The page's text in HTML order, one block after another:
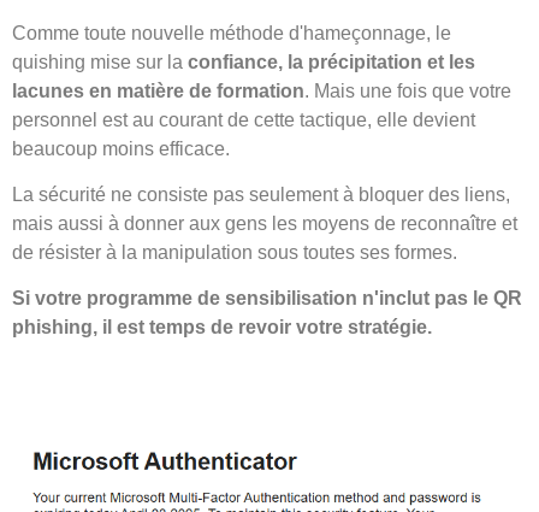
Comme toute nouvelle méthode d'hameçonnage, le
quishing mise sur la confiance, la précipitation et les
lacunes en matière de formation. Mais une fois que votre
personnel est au courant de cette tactique, elle devient
beaucoup moins efficace.
La sécurité ne consiste pas seulement à bloquer des liens,
mais aussi à donner aux gens les moyens de reconnaître et
de résister à la manipulation sous toutes ses formes.
Si votre programme de sensibilisation n'inclut pas le QR
phishing, il est temps de revoir votre stratégie.